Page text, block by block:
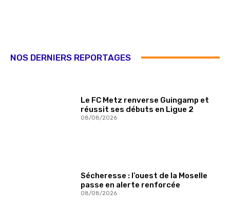
NOS DERNIERS REPORTAGES
Le FC Metz renverse Guingamp et
réussit ses débuts en Ligue 2
08/08/2026
Sécheresse : l’ouest de la Moselle
passe en alerte renforcée
08/08/2026